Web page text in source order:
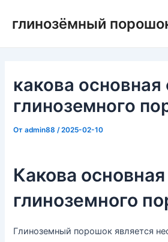
глинозёмный
какова
глиноземного
Отadmin88 /2025-02-10
Какова
глиноземного
Глиноземный порошок является